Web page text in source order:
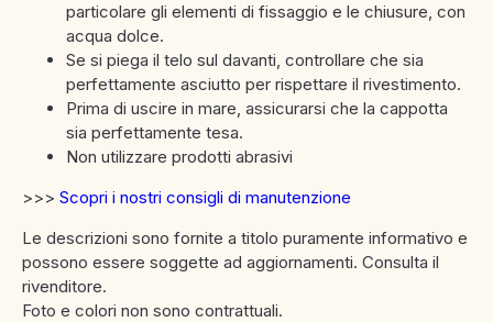
particolare gli elementi di fissaggio e le chiusure, con
acqua dolce.
Se si piega il telo sul davanti, controllare che sia
perfettamente asciutto per rispettare il rivestimento.
Prima di uscire in mare, assicurarsi che la cappotta
sia perfettamente tesa.
Non utilizzare prodotti abrasivi
>>> Scopri i nostri consigli di manutenzione
Le descrizioni sono fornite a titolo puramente informativo e
possono essere soggette ad aggiornamenti. Consulta il
rivenditore.
Foto e colori non sono contrattuali.